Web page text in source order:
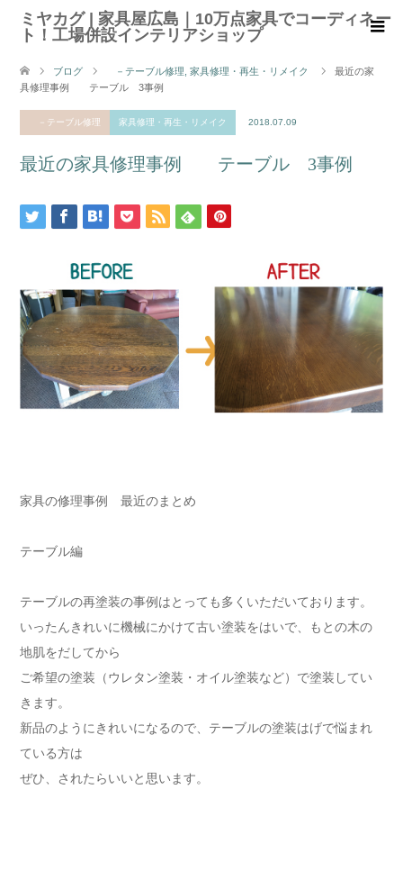
ミヤカグ | 家具屋広島｜10万点家具でコーディネー
ト！工場併設インテリアショップ
ブログ －テーブル修理 家具修理・再生・リメイク
最近の家
具修理事例 テーブル 3事例
－テーブル修理 家具修理・再生・リメイク 2018.07.09
最近の家具修理事例 テーブル 3事例
家具の修理事例 最近のまとめ
テーブル編
テーブルの再塗装の事例はとっても多くいただいております。
いったんきれいに機械にかけて古い塗装をはいで、もとの木の
地肌をだしてから
ご希望の塗装（ウレタン塗装・オイル塗装など）で塗装してい
きます。
新品のようにきれいになるので、テーブルの塗装はげで悩まれ
ている方は
ぜひ、されたらいいと思います。